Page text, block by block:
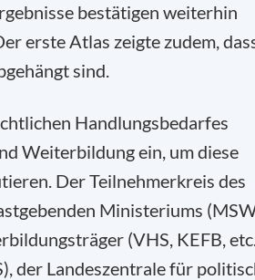
bestätigen weiterhin
erste Atlas zeigte zudem,
sind.
Handlungsbedarfes
Weiterbildung ein, um diese
Der Teilnehmerkreis des
Ministeriums
(VHS, KEFB,
der Landeszentrale für